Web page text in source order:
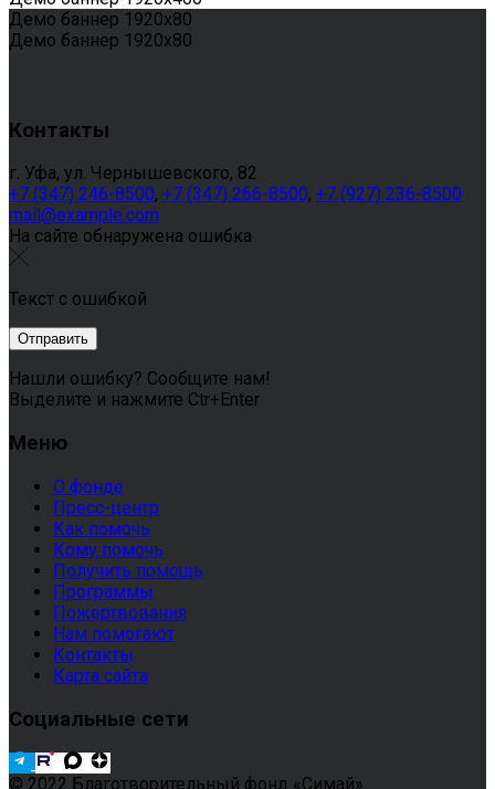
Демо баннер 1920х80
Демо баннер 1920х80
Контакты
г. Уфа, ул. Чернышевского, 82
+7 (347) 246-8500, +7 (347) 266-8500, +7 (927) 236-8500
mail@example.com
На сайте обнаружена ошибка
Текст с ошибкой
Нашли ошибку? Сообщите нам!
Выделите и нажмите Ctr+Enter
Меню
О фонде
Пресс-центр
Как помочь
Кому помочь
Получить помощь
Программы
Пожертвования
Нам помогают
Контакты
Карта сайта
Социальные сети
© 2022 Благотворительный фонд «Симай»